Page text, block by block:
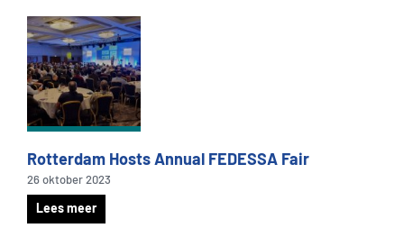
Rotterdam Hosts Annual FEDESSA Fair
26 oktober 2023
Lees meer